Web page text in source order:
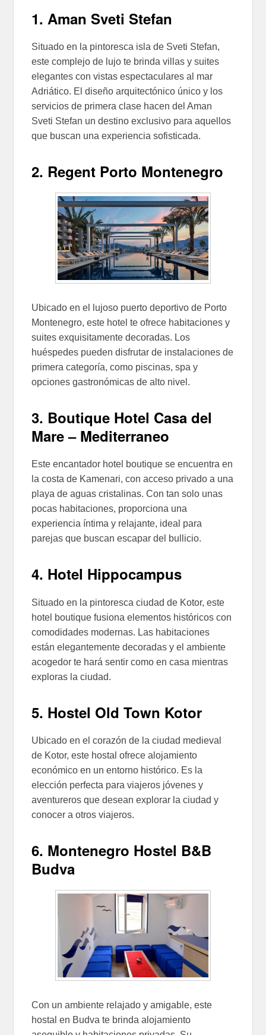
1. Aman Sveti Stefan
Situado en la pintoresca isla de Sveti Stefan,
este complejo de lujo te brinda villas y suites
elegantes con vistas espectaculares al mar
Adriático. El diseño arquitectónico único y los
servicios de primera clase hacen del Aman
Sveti Stefan un destino exclusivo para aquellos
que buscan una experiencia sofisticada.
2. Regent Porto Montenegro
Ubicado en el lujoso puerto deportivo de Porto
Montenegro, este hotel te ofrece habitaciones y
suites exquisitamente decoradas. Los
huéspedes pueden disfrutar de instalaciones de
primera categoría, como piscinas, spa y
opciones gastronómicas de alto nivel.
3. Boutique Hotel Casa del
Mare – Mediterraneo
Este encantador hotel boutique se encuentra en
la costa de Kamenari, con acceso privado a una
playa de aguas cristalinas. Con tan solo unas
pocas habitaciones, proporciona una
experiencia íntima y relajante, ideal para
parejas que buscan escapar del bullicio.
4. Hotel Hippocampus
Situado en la pintoresca ciudad de Kotor, este
hotel boutique fusiona elementos históricos con
comodidades modernas. Las habitaciones
están elegantemente decoradas y el ambiente
acogedor te hará sentir como en casa mientras
exploras la ciudad.
5. Hostel Old Town Kotor
Ubicado en el corazón de la ciudad medieval
de Kotor, este hostal ofrece alojamiento
económico en un entorno histórico. Es la
elección perfecta para viajeros jóvenes y
aventureros que desean explorar la ciudad y
conocer a otros viajeros.
6. Montenegro Hostel B&B
Budva
Con un ambiente relajado y amigable, este
hostal en Budva te brinda alojamiento